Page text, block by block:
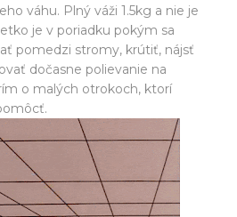
váhu. Plný váži 1.5kg a nie je
je v poriadku pokým sa
pomedzi stromy, krútiť, nájsť
dočasne polievanie na
o malých otrokoch, ktorí